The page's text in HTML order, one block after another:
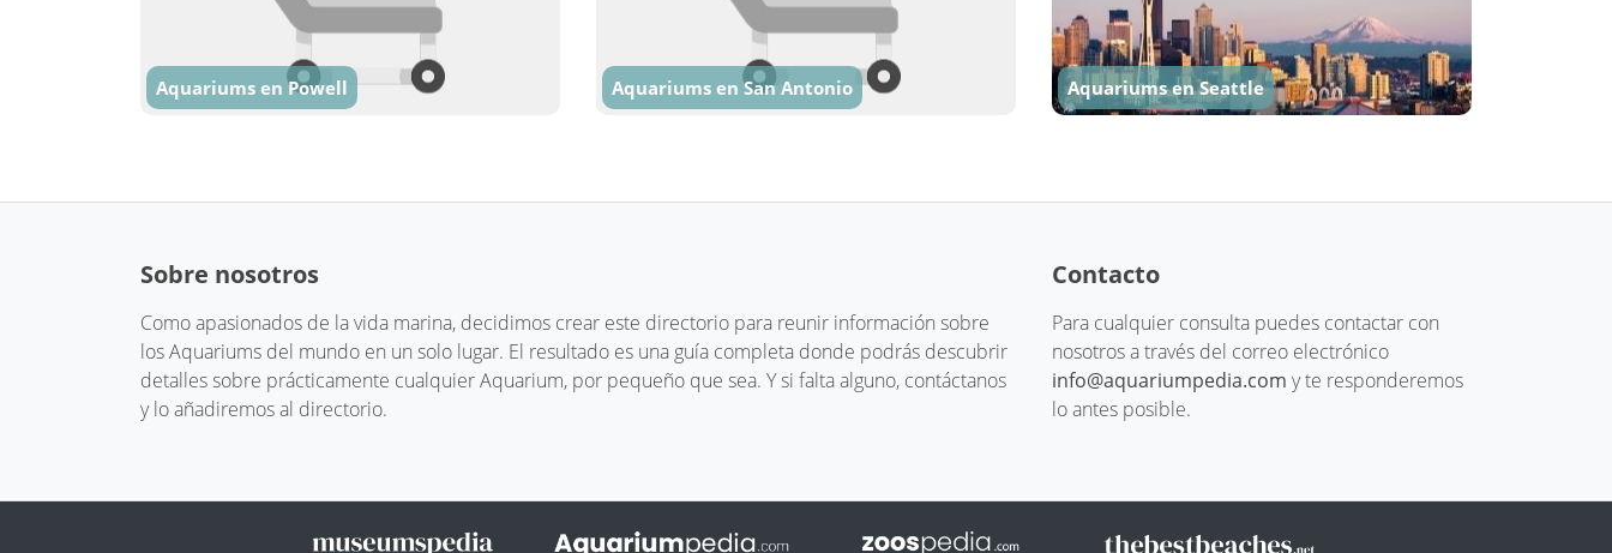
Aquariums en Powell Aquariums en San Antonio Aquariums en Seattle
Sobre nosotros
Como apasionados de la vida marina, decidimos crear este directorio para reunir información sobre
los Aquariums del mundo en un solo lugar. El resultado es una guía completa donde podrás descubrir
detalles sobre prácticamente cualquier Aquarium, por pequeño que sea. Y si falta alguno, contáctanos
y lo añadiremos al directorio.
Contacto
Para cualquier consulta puedes contactar con
nosotros a través del correo electrónico
info@aquariumpedia.com y te responderemos
lo antes posible.